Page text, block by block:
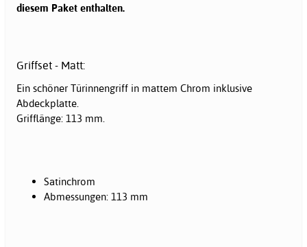
diesem Paket enthalten.
Griffset - Matt:
Ein schöner Türinnengriff in mattem Chrom inklusive
Abdeckplatte.
Grifflänge: 113 mm.
Satinchrom
Abmessungen: 113 mm